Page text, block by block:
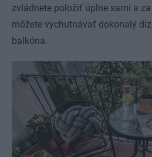
zvládnete položiť úplne sami a
môžete vychutnávať dokonalý
balkóna.